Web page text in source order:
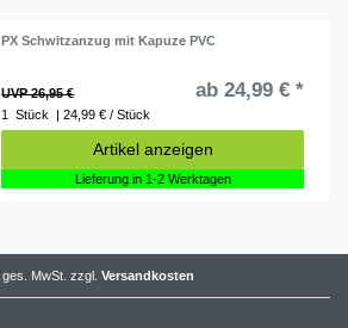
PX Schwitzanzug mit Kapuze PVC
UVP 26,95 € ab 24,99 € *
1 Stück | 24,99 € / Stück
Artikel anzeigen
Lieferung in 1-2 Werktagen
MwSt. zzgl. Versandkosten